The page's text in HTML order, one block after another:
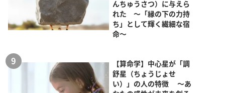
んちゅうさつ）に与えら
れた ～「縁の下の力持
ち」として輝く繊細な宿
命～
【算命学】中心星が「調
舒星（ちょうじょせ
い）」の人の特徴 ～あ